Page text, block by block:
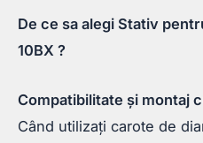
De ce sa alegi Stativ
10BX ?
Compatibilitate și montaj
Când utilizați carote de